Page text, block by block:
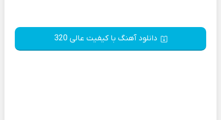
دانلود آهنگ با کیفیت عالی 320